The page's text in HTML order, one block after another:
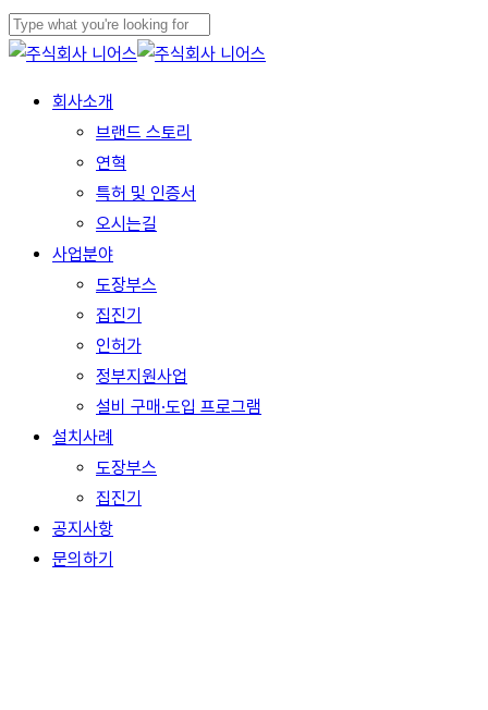
Skip
to
content
Close
Menu
회사소개
브랜드 스토리
연혁
특허 및 인증서
오시는길
사업분야
도장부스
집진기
인허가
정부지원사업
설비 구매·도입 프로그램
설치사례
도장부스
집진기
공지사항
문의하기